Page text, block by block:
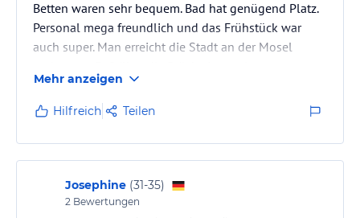
Betten waren sehr bequem. Bad hat genügend Platz.
Personal mega freundlich und das Frühstück war
auch super. Man erreicht die Stadt an der Mosel
Kilometer. Parkplatz kostet 3 Euro am Tag. Wir
würden das Hotel jederzeit wieder buchen. Am Abend
kann man noch gemütlich sitzen und etwas trinken.
Mehr anzeigen
Hilfreich Teilen
Josephine (31-35)
2 Bewertungen